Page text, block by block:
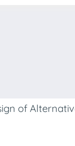
of